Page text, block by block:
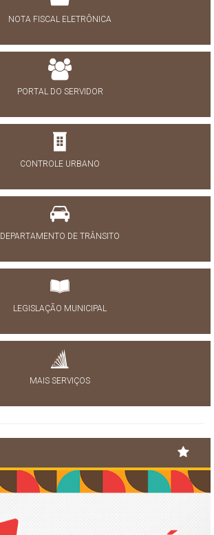
NOTA FISCAL ELETRÔNICA
PORTAL DO SERVIDOR
CONTROLE URBANO
DEPARTAMENTO DE TRÂNSITO
LEGISLAÇÃO MUNICIPAL
MAIS SERVIÇOS